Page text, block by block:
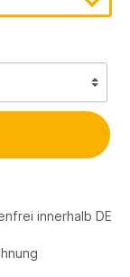
innerhalb DE